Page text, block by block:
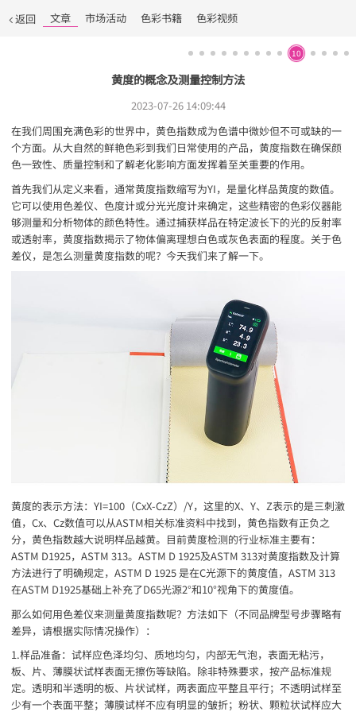
返回 文章 市场活动 色彩书籍 色彩视频
10
黄度的概念及测量控制方法
2023-07-26 14:09:44
在我们周围充满色彩的世界中，黄色指数成为色谱中微妙但不可或缺的一
个方面。从大自然的鲜艳色彩到我们日常使用的产品，黄度指数在确保颜
色一致性、质量控制和了解老化影响方面发挥着至关重要的作用。
首先我们从定义来看，通常黄度指数缩写为YI，是量化样品黄度的数值。
它可以使用色差仪、色度计或分光光度计来确定，这些精密的色彩仪器能
够测量和分析物体的颜色特性。通过捕获样品在特定波长下的光的反射率
或透射率，黄度指数揭示了物体偏离理想白色或灰色表面的程度。关于色
差仪，是怎么测量黄度指数的呢？今天我们来了解一下。
黄度的表示方法：YI=100（CxX-CzZ）/Y，这里的X、Y、Z表示的是三刺激
值，Cx、Cz数值可以从ASTM相关标准资料中找到，黄色指数有正负之
分，黄色指数越大说明样品越黄。目前黄度检测的行业标准主要有：
ASTM D1925，ASTM 313。ASTM D 1925及ASTM 313对黄度指数及计算
方法进行了明确规定，ASTM D 1925 是在C光源下的黄度值，ASTM 313
在ASTM D1925基础上补充了D65光源2°和10°视角下的黄度值。
那么如何用色差仪来测量黄度指数呢？方法如下（不同品牌型号步骤略有
差异，请根据实际情况操作）：
1.样品准备：试样应色泽均匀、质地均匀，内部无气泡，表面无粘污，
板、片、薄膜状试样表面无擦伤等缺陷。除非特殊要求，按产品标准规
定。透明和半透明的板、片状试样，两表面应平整且平行；不透明试样至
少有一个表面平整；薄膜试样不应有明显的皱折；粉状、颗粒状试样应大